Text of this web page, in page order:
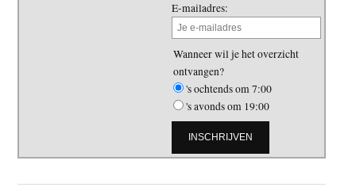
E-mailadres:
Wanneer wil je het overzicht
ontvangen?
's ochtends om 7:00
's avonds om 19:00